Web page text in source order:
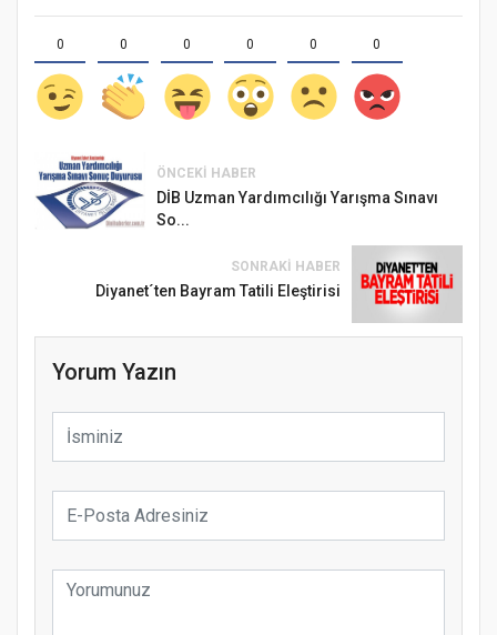
0 0 0 0 0 0
ÖNCEKI HABER
DİB Uzman Yardımcılığı Yarışma Sınavı
So...
SONRAKI HABER
Diyanet´ten Bayram Tatili Eleştirisi
Yorum Yazın
Samsun Atakum’da Ayasofya Camii
Etkinliği